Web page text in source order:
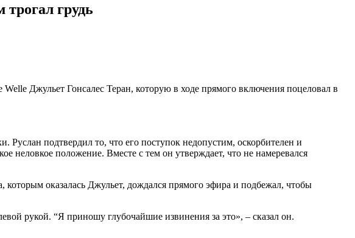
грудь
Джульет Гонсалес Теран, которую в ходе прямого включения поцеловал в
подтвердил то, что его поступок недопустим, оскорбителен и
неловкое положение. Вместе с тем он утверждает, что не намеревался
оказалась Джульет, дождался прямого эфира и подбежал, чтобы
рукой. “Я приношу глубочайшие извинения за это», – сказал он.